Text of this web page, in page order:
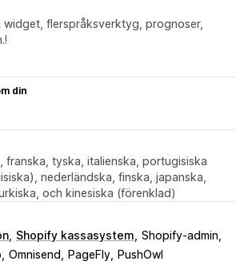
widget, flerspråksverktyg, prognoser,
din
franska, tyska, italienska, portugisiska
nederländska, finska, japanska,
och kinesiska (förenklad)
Shopify kassasystem Shopify-admin
Omnisend PageFly PushOwl